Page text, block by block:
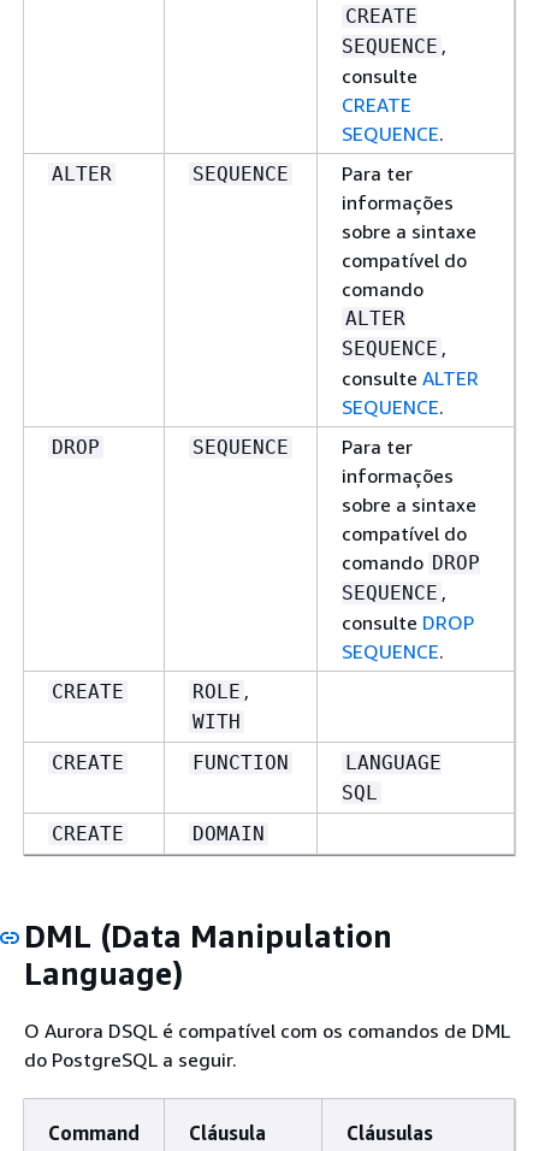
CREATE
SEQUENCE ,
consulte
CREATE
SEQUENCE.
ALTER SEQUENCE
Para ter
informações
sobre a sintaxe
compatível do
comando
ALTER
SEQUENCE ,
consulte ALTER
SEQUENCE.
DROP SEQUENCE
Para ter
informações
sobre a sintaxe
compatível do
comando DROP
SEQUENCE ,
consulte DROP
SEQUENCE.
CREATE ROLE ,
WITH
CREATE
FUNCTION
LANGUAGE
SQL
CREATE
DOMAIN
DML (Data Manipulation
Language)
O Aurora DSQL é compatível com os comandos de DML
do PostgreSQL a seguir.
Command
Cláusula
Cláusulas